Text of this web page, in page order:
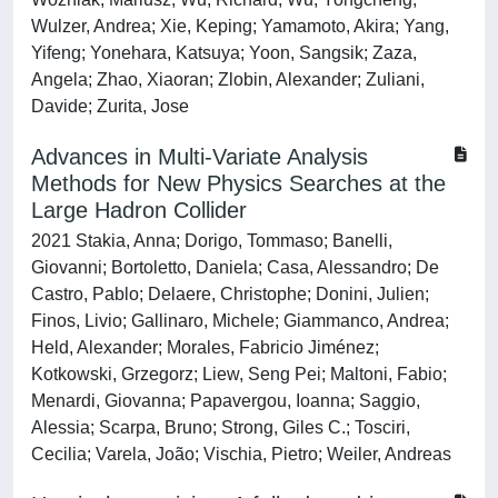
Wulzer, Andrea; Xie, Keping; Yamamoto, Akira; Yang,
Yifeng; Yonehara, Katsuya; Yoon, Sangsik; Zaza,
Angela; Zhao, Xiaoran; Zlobin, Alexander; Zuliani,
Davide; Zurita, Jose
Advances in Multi-Variate Analysis
Methods for New Physics Searches at the
Large Hadron Collider
2021 Stakia, Anna; Dorigo, Tommaso; Banelli,
Giovanni; Bortoletto, Daniela; Casa, Alessandro; De
Castro, Pablo; Delaere, Christophe; Donini, Julien;
Finos, Livio; Gallinaro, Michele; Giammanco, Andrea;
Held, Alexander; Morales, Fabricio Jiménez;
Kotkowski, Grzegorz; Liew, Seng Pei; Maltoni, Fabio;
Menardi, Giovanna; Papavergou, Ioanna; Saggio,
Alessia; Scarpa, Bruno; Strong, Giles C.; Tosciri,
Cecilia; Varela, João; Vischia, Pietro; Weiler, Andreas